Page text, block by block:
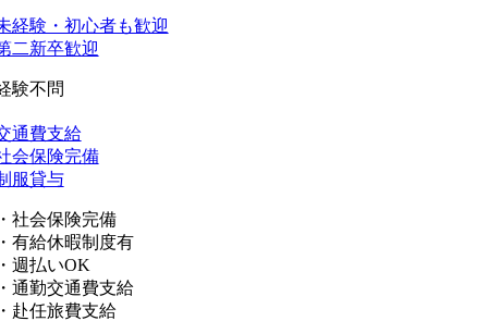
経験・初心者も歓迎
二新卒歓迎
験不問
通費支給
会保険完備
服貸与
社会保険完備
有給休暇制度有
週払いOK
通勤交通費支給
赴任旅費支給